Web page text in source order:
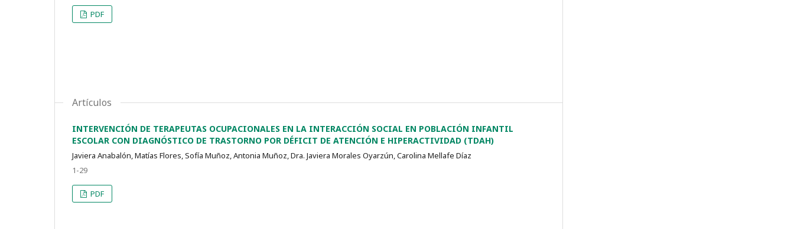
PDF
Artículos
INTERVENCIÓN DE TERAPEUTAS OCUPACIONALES EN LA INTERACCIÓN SOCIAL EN POBLACIÓN INFANTIL
ESCOLAR CON DIAGNÓSTICO DE TRASTORNO POR DÉFICIT DE ATENCIÓN E HIPERACTIVIDAD (TDAH)
Javiera Anabalón, Matías Flores, Sofía Muñoz, Antonia Muñoz, Dra. Javiera Morales Oyarzún, Carolina Mellafe Díaz
1-29
PDF